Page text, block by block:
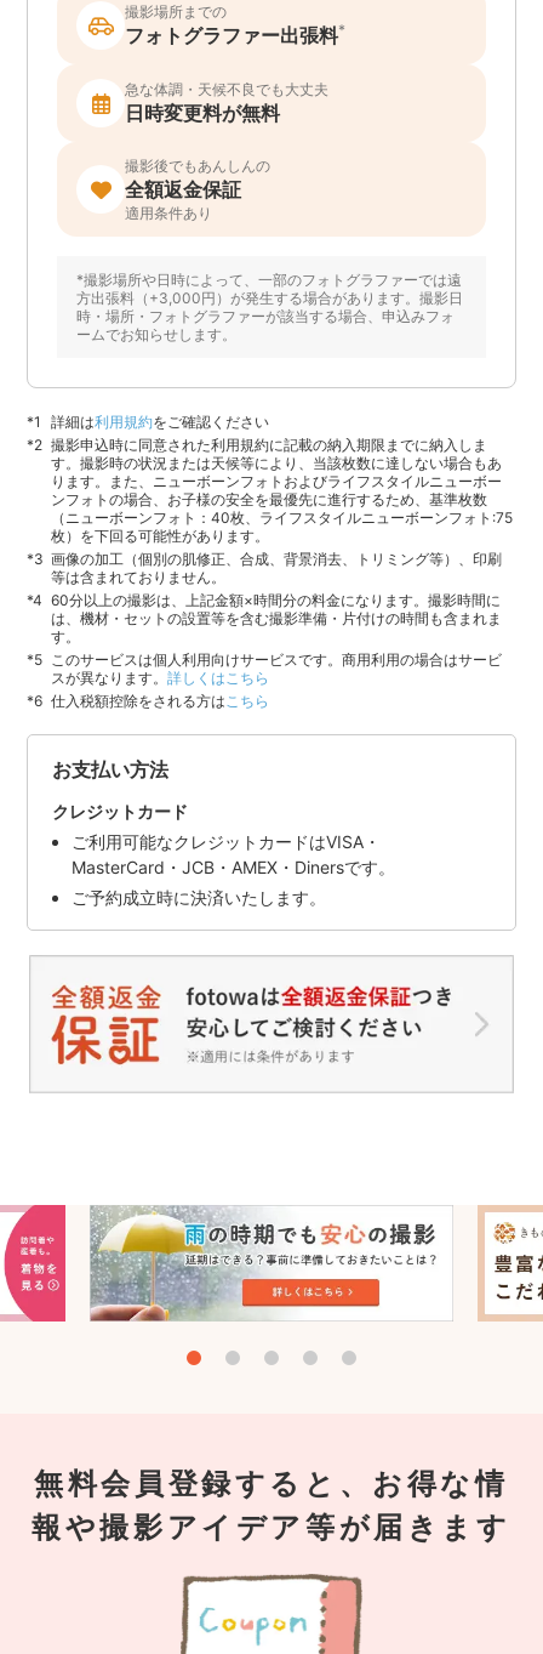
撮影場所までの
フォトグラファー出張料*
急な体調・天候不良でも大丈夫
日時変更料が無料
撮影後でもあんしんの
全額返金保証
適用条件あり
*撮影場所や日時によって、一部のフォトグラファーでは遠
方出張料（+3,000円）が発生する場合があります。撮影日
時・場所・フォトグラファーが該当する場合、申込みフォ
ームでお知らせします。
詳細は利用規約をご確認ください
撮影申込時に同意された利用規約に記載の納入期限までに納入しま
す。撮影時の状況または天候等により、当該枚数に達しない場合もあ
ります。また、ニューボーンフォトおよびライフスタイルニューボー
ンフォトの場合、お子様の安全を最優先に進行するため、基準枚数
（ニューボーンフォト：40枚、ライフスタイルニューボーンフォト:75
枚）を下回る可能性があります。
画像の加工（個別の肌修正、合成、背景消去、トリミング等）、印刷
等は含まれておりません。
60分以上の撮影は、上記金額×時間分の料金になります。撮影時間に
は、機材・セットの設置等を含む撮影準備・片付けの時間も含まれま
す。
このサービスは個人利用向けサービスです。商用利用の場合はサービ
スが異なります。詳しくはこちら
仕入税額控除をされる方はこちら
お支払い方法
クレジットカード
ご利用可能なクレジットカードはVISA・
MasterCard・JCB・AMEX・Dinersです。
ご予約成立時に決済いたします。
無料会員登録すると、お得な情
報や撮影アイデア等が届きます